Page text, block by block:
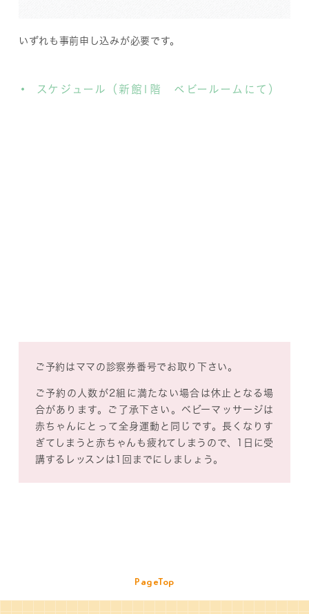
いずれも事前申し込みが必要です。
スケジュール（新館1階 ベビールームにて）
ご予約はママの診察券番号でお取り下さい。
ご予約の人数が2組に満たない場合は休止となる場
合があります。ご了承下さい。ベビーマッサージは
赤ちゃんにとって全身運動と同じです。長くなりす
ぎてしまうと赤ちゃんも疲れてしまうので、1日に受
講するレッスンは1回までにしましょう。
PageTop